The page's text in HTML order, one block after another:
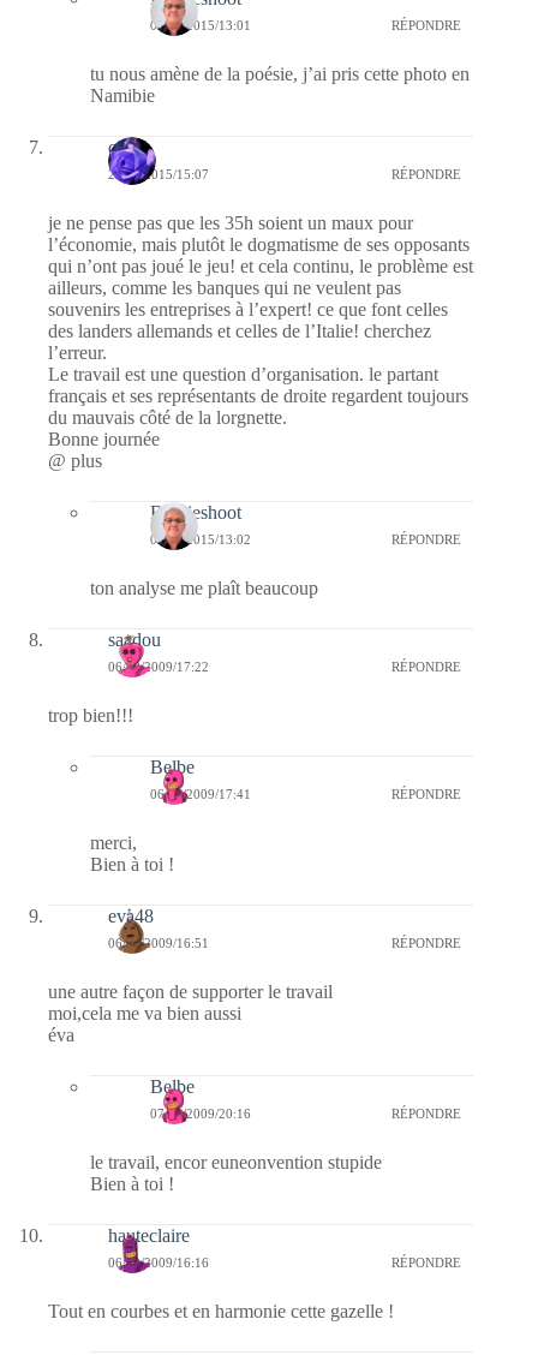
04/10/2015/13:01 RÉPONDRE
tu nous amène de la poésie, j’ai pris cette photo en
Namibie
covix
26/09/2015/15:07 RÉPONDRE
je ne pense pas que les 35h soient un maux pour
l’économie, mais plutôt le dogmatisme de ses opposants
qui n’ont pas joué le jeu! et cela continu, le problème est
ailleurs, comme les banques qui ne veulent pas
souvenirs les entreprises à l’expert! ce que font celles
des landers allemands et celles de l’Italie! cherchez
l’erreur.
Le travail est une question d’organisation. le partant
français et ses représentants de droite regardent toujours
du mauvais côté de la lorgnette.
Bonne journée
@ plus
Bernieshoot
04/10/2015/13:02 RÉPONDRE
ton analyse me plaît beaucoup
saadou
06/09/2009/17:22 RÉPONDRE
trop bien!!!
Belbe
06/09/2009/17:41 RÉPONDRE
merci,
Bien à toi !
eva48
06/09/2009/16:51 RÉPONDRE
une autre façon de supporter le travail
moi,cela me va bien aussi
éva
Belbe
07/09/2009/20:16 RÉPONDRE
le travail, encor euneonvention stupide
Bien à toi !
hauteclaire
06/09/2009/16:16 RÉPONDRE
Tout en courbes et en harmonie cette gazelle !